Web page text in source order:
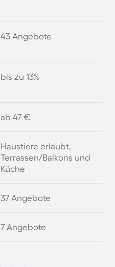
43 Angebote
bis zu 13%
ab 47 €
Haustiere erlaubt,
Terrassen/Balkons und
Küche
37 Angebote
7 Angebote